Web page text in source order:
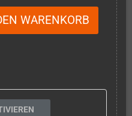
WARENKORB